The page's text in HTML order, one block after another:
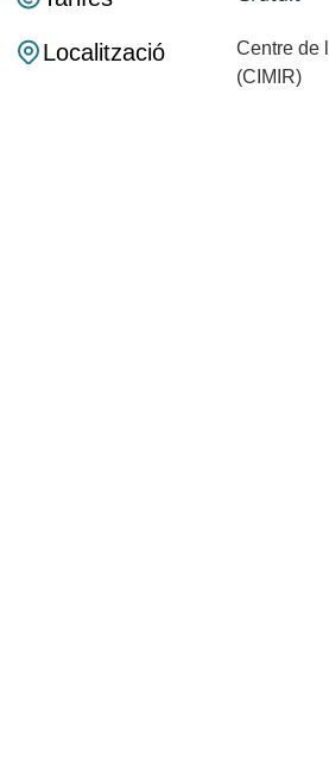
Localització
Centre de
(CIMIR)